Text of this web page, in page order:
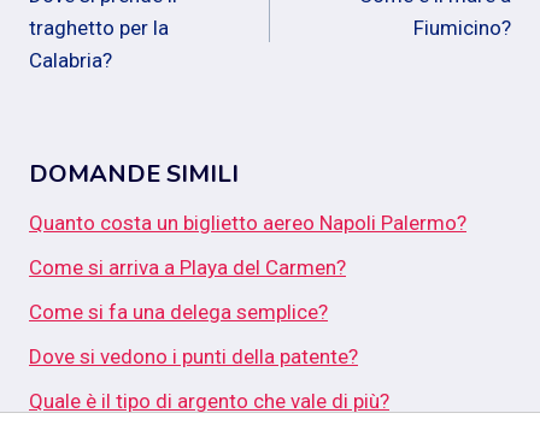
articoli
traghetto per la
Calabria?
Fiumicino?
DOMANDE SIMILI
Quanto costa un biglietto aereo Napoli Palermo?
Come si arriva a Playa del Carmen?
Come si fa una delega semplice?
Dove si vedono i punti della patente?
Quale è il tipo di argento che vale di più?